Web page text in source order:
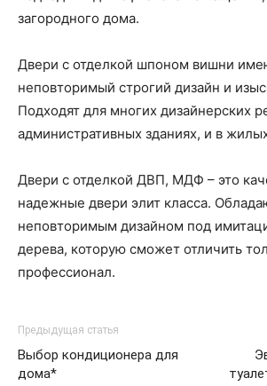
загородного дома.
Двери с отделкой шпоном вишни
неповторимый строгий дизайн и
Подходят для многих дизайнерских
административных зданиях, и в
Двери с отделкой ДВП, МДФ – это
надежные двери элит класса.
неповторимым дизайном под
дерева, которую сможет отличить
профессионал.
Предыдущая статья
Выбор кондиционера для
дома*